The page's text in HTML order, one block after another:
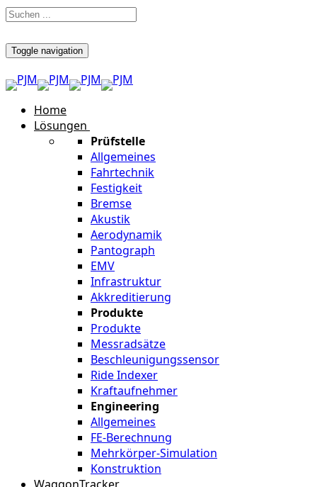
Toggle navigation
Home
Lösungen
Prüfstelle
Allgemeines
Fahrtechnik
Festigkeit
Bremse
Akustik
Aerodynamik
Pantograph
EMV
Infrastruktur
Akkreditierung
Produkte
Produkte
Messradsätze
Beschleunigungssensor
Ride Indexer
Kraftaufnehmer
Engineering
Allgemeines
FE-Berechnung
Mehrkörper-Simulation
Konstruktion